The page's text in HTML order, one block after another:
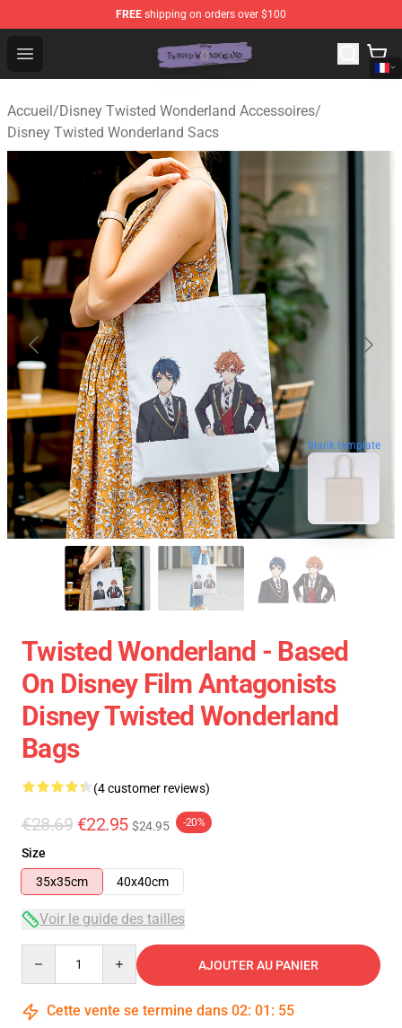
FREE shipping on orders over $100
Open menu
Twisted Wonderland Store - Official Twisted
Accueil/Disney Twisted Wonderland Accessoires/
Disney Twisted Wonderland Sacs
blank template
Twisted Wonderland - Based
On Disney Film Antagonists
Disney Twisted Wonderland
Bags
(4 customer reviews)
€28.69 €22.95 $24.95 -20%
Size
35x35cm
40x40cm
Voir le guide des tailles
AJOUTER AU PANIER
Cette vente se termine dans 02: 01 : 54